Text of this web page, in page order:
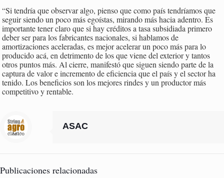
“Si tendría que observar algo, pienso que como país tendríamos que
seguir siendo un poco más egoístas, mirando más hacia adentro. Es
importante tener claro que si hay créditos a tasa subsidiada primero
deber ser para los fabricantes nacionales, si hablamos de
amortizaciones aceleradas, es mejor acelerar un poco más para lo
producido acá, en detrimento de los que viene del exterior y tantos
otros puntos más. Al cierre, manifestó que siguen siendo parte de la
captura de valor e incremento de eficiencia que el país y el sector ha
tenido. Los beneficios son los mejores rindes y un productor más
competitivo y rentable.
ASAC
Publicaciones relacionadas